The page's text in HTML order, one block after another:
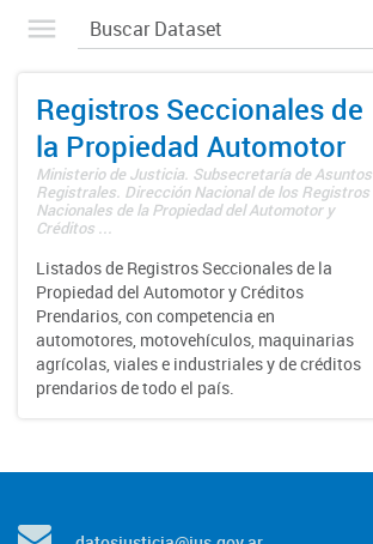
Registros Seccionales de
la Propiedad Automotor
Ministerio de Justicia. Subsecretaría de Asuntos
Registrales. Dirección Nacional de los Registros
Nacionales de la Propiedad del Automotor y
Créditos ...
Listados de Registros Seccionales de la
Propiedad del Automotor y Créditos
Prendarios, con competencia en
automotores, motovehículos, maquinarias
agrícolas, viales e industriales y de créditos
prendarios de todo el país.